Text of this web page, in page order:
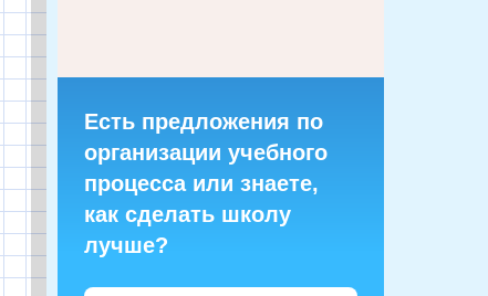
Есть предложения по
организации учебного
процесса или знаете,
как сделать школу
лучше?